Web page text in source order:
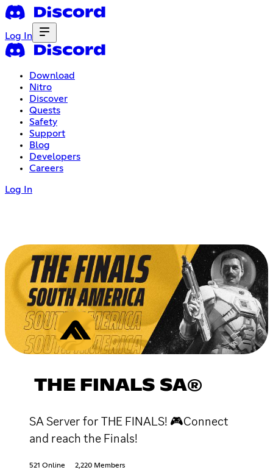
Log In
Download
Nitro
Discover
Quests
Safety
Support
Blog
Developers
Careers
Log In
THE FINALS SA®
SA Server for THE FINALS! 🎮Connect
and reach the Finals!
521 Online 2,220 Members